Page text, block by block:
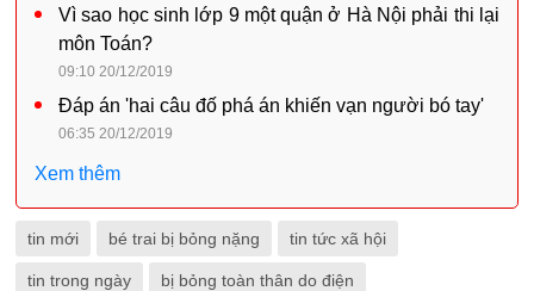
Vì sao học sinh lớp 9 một quận ở Hà Nội phải thi lại
môn Toán?
09:10 20/12/2019
Đáp án 'hai câu đố phá án khiến vạn người bó tay'
06:35 20/12/2019
Xem thêm
tin mới bé trai bị bỏng nặng tin tức xã hội
tin trong ngày bị bỏng toàn thân do điện